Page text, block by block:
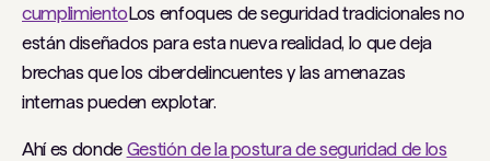
cumplimientoLos enfoques de seguridad tradicionales no
están diseñados para esta nueva realidad, lo que deja
brechas que los ciberdelincuentes y las amenazas
internas pueden explotar.
Ahí es donde Gestión de la postura de seguridad de los